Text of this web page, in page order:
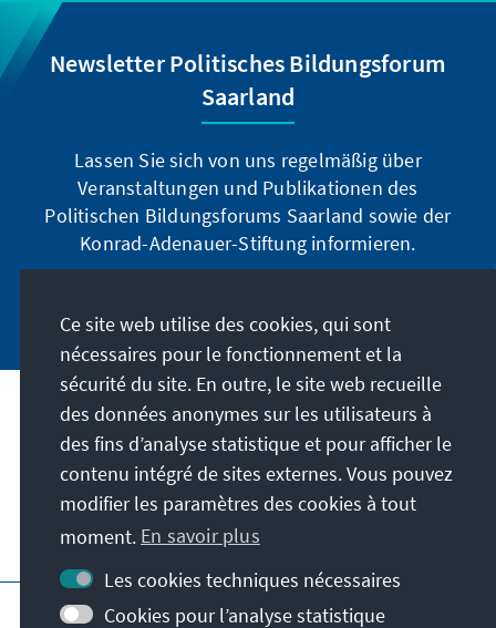
Newsletter Politisches Bildungsforum
Saarland
Lassen Sie sich von uns regelmäßig über
Veranstaltungen und Publikationen des
Politischen Bildungsforums Saarland sowie der
Konrad-Adenauer-Stiftung informieren.
Adresse
Contact
Visitez aussi
Page principale de la KAS
Impressum
Ce site web utilise des cookies, qui sont
nécessaires pour le fonctionnement et la
sécurité du site. En outre, le site web recueille
des données anonymes sur les utilisateurs à
des fins d’analyse statistique et pour afficher le
contenu intégré de sites externes. Vous pouvez
modifier les paramètres des cookies à tout
moment. En savoir plus
Les cookies techniques nécessaires
Cookies pour l’analyse statistique